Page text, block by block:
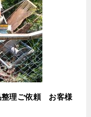
整理ご依頼 お客様